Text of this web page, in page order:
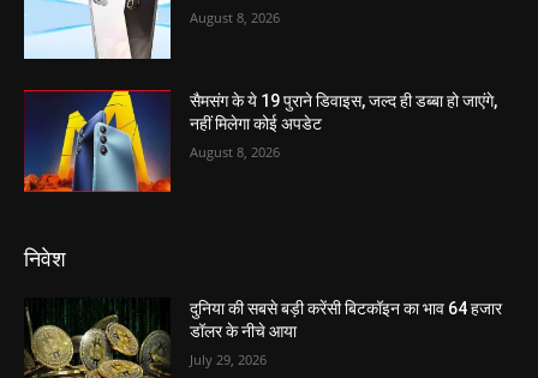
August 8, 2026
सैमसंग के ये 19 पुराने डिवाइस, जल्द ही डब्बा हो जाएंगे,
नहीं मिलेगा कोई अपडेट
August 8, 2026
निवेश
दुनिया की सबसे बड़ी करेंसी बिटकॉइन का भाव 64 हजार
डॉलर के नीचे आया
July 29, 2026